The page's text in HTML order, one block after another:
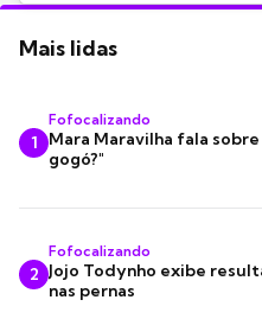
Mais lidas
1
Fofocalizando
Mara Maravilha fala
gogó?"
2
Fofocalizando
Jojo Todynho exibe
nas pernas